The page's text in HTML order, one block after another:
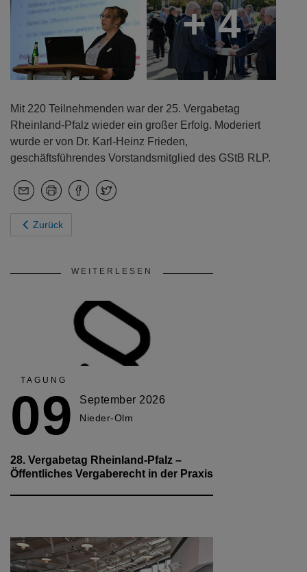
+ 4
Mit 220 Teilnehmenden war der 25. Vergabetag
Rheinland-Pfalz wieder ein großer Erfolg. Moderiert
wurde er von Dr. Karl-Heinz Frieden,
geschäftsführendes Vorstandsmitglied des GStB RLP.
Zurück
WEITERLESEN
TAGUNG
09 September 2026
Nieder-Olm
28. Vergabetag Rheinland-Pfalz –
Öffentliches Vergaberecht in der Praxis